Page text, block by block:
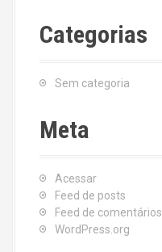
Categorias
Sem categoria
Meta
Acessar
Feed de posts
Feed de comentários
WordPress.org